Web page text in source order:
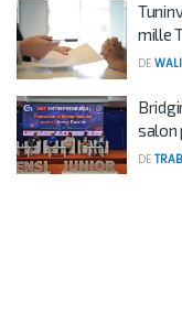
mille
DE
salon
DE